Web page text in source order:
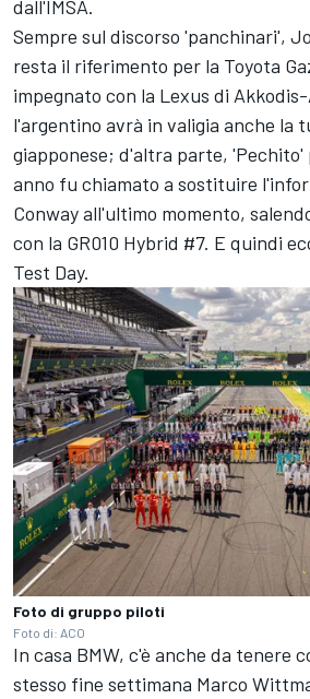
dall'IMSA.
Sempre sul discorso 'panchinari',
resta il riferimento per la Toyota
impegnato con la Lexus di Akkodis-
l'argentino avrà in valigia anche la
giapponese; d'altra parte, 'Pechito'
anno fu chiamato a sostituire
Conway all'ultimo momento,
con la GR010 Hybrid #7. E quindi
Test Day.
Foto di gruppo piloti
Foto di: ACO
In casa BMW, c'è anche da tenere
stesso fine settimana Marco